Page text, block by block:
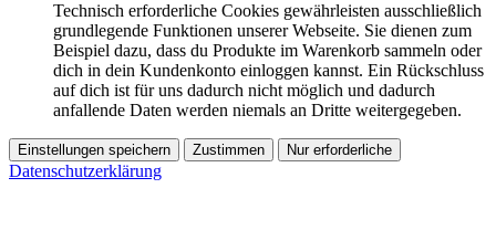
Technisch erforderliche Cookies gewährleisten ausschließlich
grundlegende Funktionen unserer Webseite. Sie dienen zum
Beispiel dazu, dass du Produkte im Warenkorb sammeln oder
dich in dein Kundenkonto einloggen kannst. Ein Rückschluss
auf dich ist für uns dadurch nicht möglich und dadurch
anfallende Daten werden niemals an Dritte weitergegeben.
Einstellungen speichern Zustimmen Nur erforderliche
Datenschutzerklärung